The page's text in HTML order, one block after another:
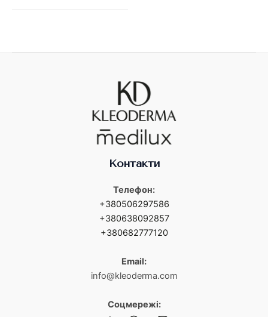
Контакти
Телефон:
+380506297586
+380638092857
+380682777120
Email:
info@kleoderma.com
Соцмережі: